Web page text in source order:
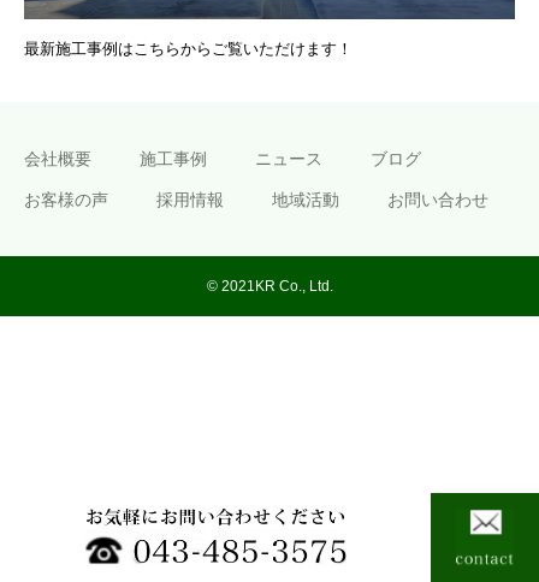
最新施工事例はこちらからご覧いただけます！
会社概要 施工事例 ニュース ブログ
お客様の声 採用情報 地域活動 お問い合わせ
© 2021KR Co., Ltd.